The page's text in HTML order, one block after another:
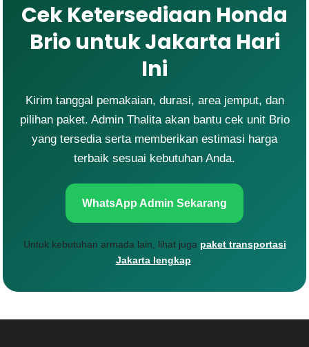
Cek Ketersediaan Honda
Brio untuk Jakarta Hari
Ini
Kirim tanggal pemakaian, durasi, area jemput, dan
pilihan paket. Admin Thalita akan bantu cek unit Brio
yang tersedia serta memberikan estimasi harga
terbaik sesuai kebutuhan Anda.
WhatsApp Admin Sekarang
Untuk kebutuhan armada lain, lihat juga paket transportasi
Jakarta lengkap